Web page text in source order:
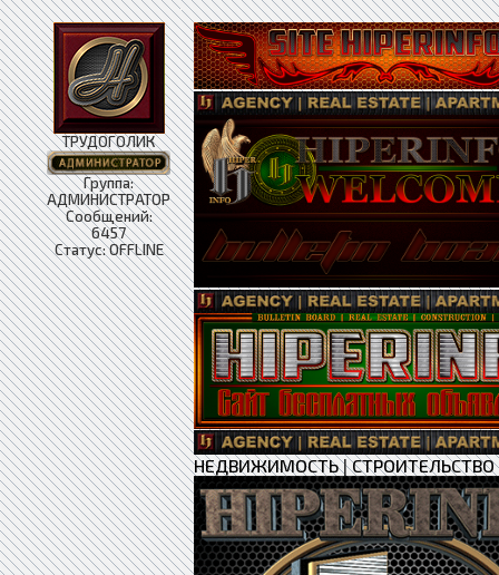
ТРУДОГОЛИК
Группа:
АДМИНИСТРАТОР
Сообщений:
6457
Статус:OFFLINE
НЕДВИЖИМОСТЬ|СТРОИТЕЛЬСТВО